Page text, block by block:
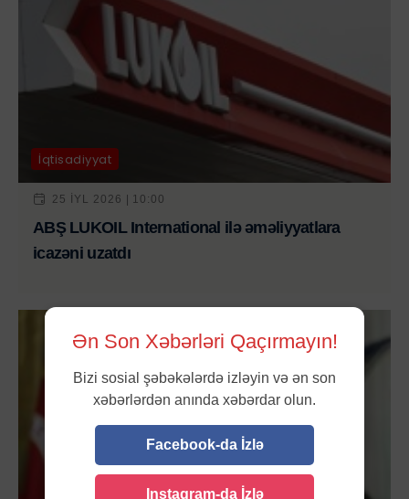
İqtisadiyyat
25 IYL 2026 | 10:00
ABŞ LUKOIL International ilə əməliyyatlara
icazəni uzatdı
Ən Son Xəbərləri Qaçırmayın!
Bizi sosial şəbəkələrdə izləyin və ən son
xəbərlərdən anında xəbərdar olun.
Facebook-da İzlə
Instagram-da İzlə